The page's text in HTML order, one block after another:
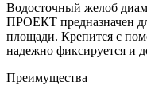
Водосточный желоб
ПРОЕКТ предназначен
площади. Крепится с
надежно фиксируется и
Преимущества